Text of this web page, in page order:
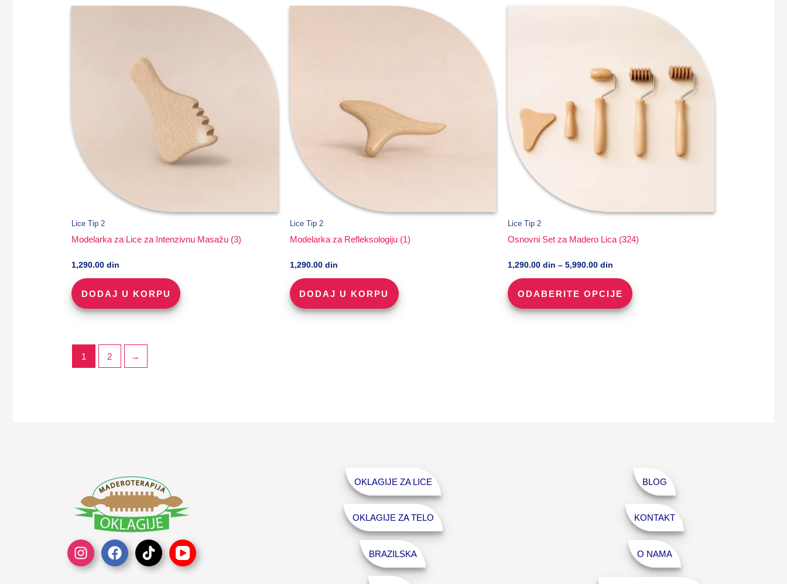
Lice Tip 2
Modelarka za Lice za Intenzivnu Masažu (3)
1,290.00din
DODAJ U KORPU
Lice Tip 2
Modelarka za Refleksologiju (1)
1,290.00 din
DODAJ U KORPU
Lice Tip 2
Osnovni Set za Madero Lica (324)
1,290.00din – 5,990.00din
1,290.00 din
5,990.00 din
ODABERITE OPCIJE
proizvod
1 2 →
OKLAGIJE ZA LICE
OKLAGIJE ZA TELO
BRAZILSKA
BLOG
KONTAKT
O NAMA